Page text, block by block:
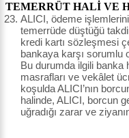
TEMERRÜT HALİ VE
ALICI, ödeme
temerrüde düştüğü
kredi kartı sözleşmesi
bankaya karşı sorumlu
Bu durumda ilgili banka
masrafları ve vekâlet
koşulda ALICI’nın
halinde, ALICI, borcun
uğradığı zarar ve